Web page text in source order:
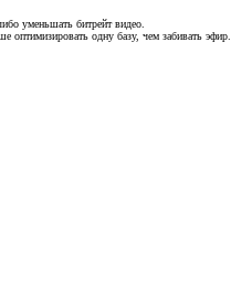
уменьшать битрейт видео.
оптимизировать одну базу, чем забивать эфир.